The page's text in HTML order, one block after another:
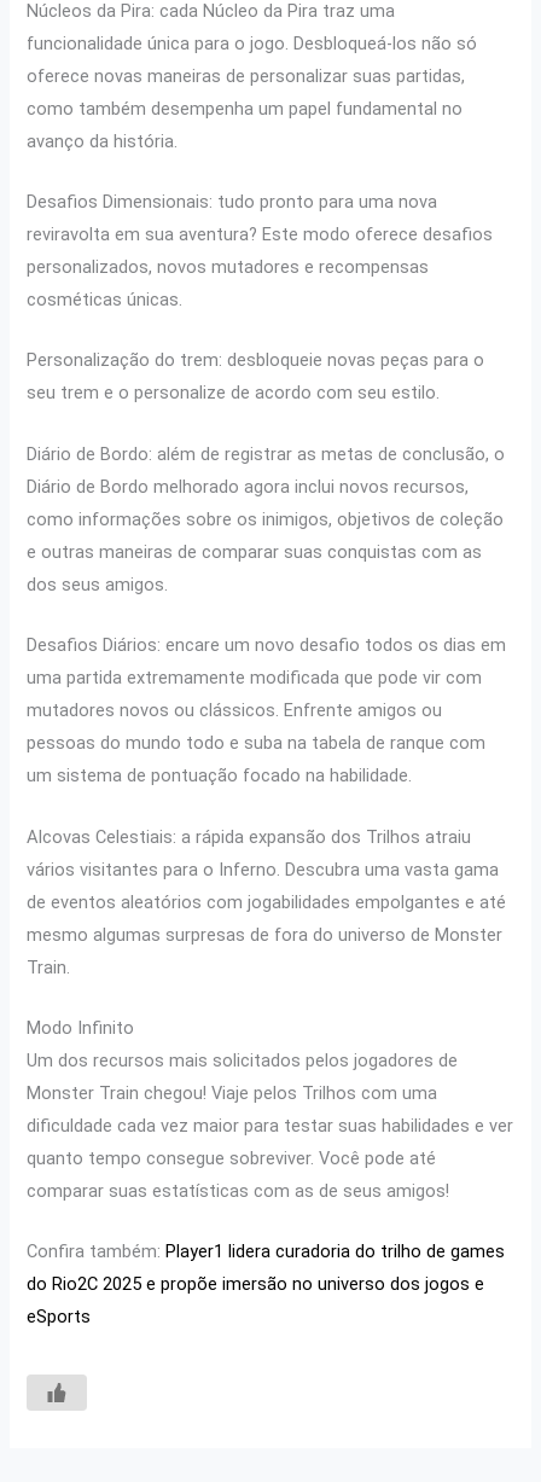
Núcleos da Pira: cada Núcleo da Pira traz uma
funcionalidade única para o jogo. Desbloqueá-los não só
oferece novas maneiras de personalizar suas partidas,
como também desempenha um papel fundamental no
avanço da história.
Desafios Dimensionais: tudo pronto para uma nova
reviravolta em sua aventura? Este modo oferece desafios
personalizados, novos mutadores e recompensas
cosméticas únicas.
Personalização do trem: desbloqueie novas peças para o
seu trem e o personalize de acordo com seu estilo.
Diário de Bordo: além de registrar as metas de conclusão, o
Diário de Bordo melhorado agora inclui novos recursos,
como informações sobre os inimigos, objetivos de coleção
e outras maneiras de comparar suas conquistas com as
dos seus amigos.
Desafios Diários: encare um novo desafio todos os dias em
uma partida extremamente modificada que pode vir com
mutadores novos ou clássicos. Enfrente amigos ou
pessoas do mundo todo e suba na tabela de ranque com
um sistema de pontuação focado na habilidade.
Alcovas Celestiais: a rápida expansão dos Trilhos atraiu
vários visitantes para o Inferno. Descubra uma vasta gama
de eventos aleatórios com jogabilidades empolgantes e até
mesmo algumas surpresas de fora do universo de Monster
Train.
Modo Infinito
Um dos recursos mais solicitados pelos jogadores de
Monster Train chegou! Viaje pelos Trilhos com uma
dificuldade cada vez maior para testar suas habilidades e ver
quanto tempo consegue sobreviver. Você pode até
comparar suas estatísticas com as de seus amigos!
Confira também:Player1 lidera curadoria do trilho de games
do Rio2C 2025 e propõe imersão no universo dos jogos e
eSports